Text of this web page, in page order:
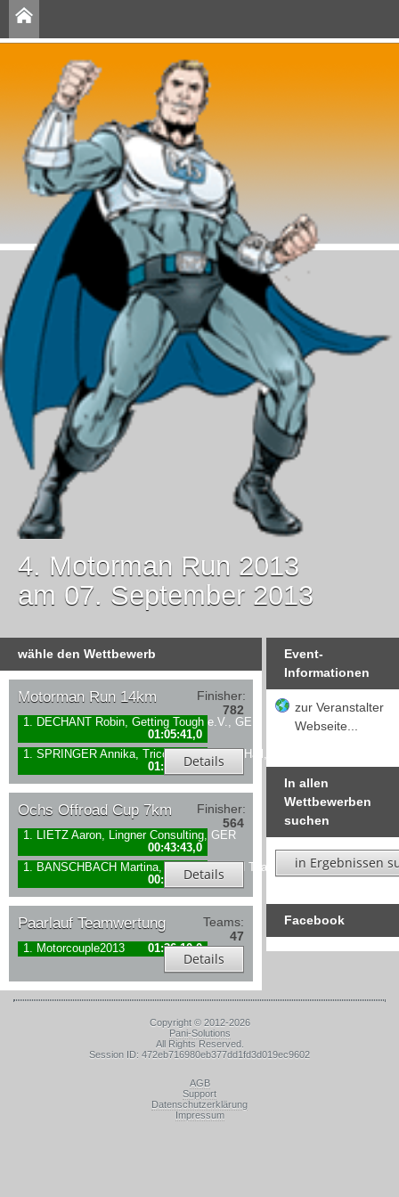
4. Motorman Run 2013
am 07. September 2013
wähle den Wettbewerb
Motorman Run 14km
1. DECHANT Robin, Getting Tough e.V., GER
01:05:41,0
1. SPRINGER Annika, Tricon Schwäbisch Hall, GER
01:35:39,0
Finisher:
782
Details
Ochs Offroad Cup 7km
1. LIETZ Aaron, Lingner Consulting, GER
00:43:43,0
1. BANSCHBACH Martina, Motorman RUN Team, GER
00:50:43,0
Finisher:
564
Details
Paarlauf Teamwertung
1. Motorcouple2013 01:36:10,0
Teams:
47
Details
Event-
Informationen
zur Veranstalter
Webseite...
In allen
Wettbewerben
suchen
in Ergebnissen
Facebook
Copyright © 2012-2026
Pani-Solutions
All Rights Reserved.
Session ID: 472eb716980eb377dd1fd3d019ec9602
AGB
Support
Datenschutzerklärung
Impressum